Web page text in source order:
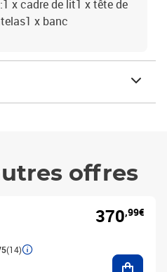
x cadre de lit1 x tête de
x banc
offres
(14)
370,99€